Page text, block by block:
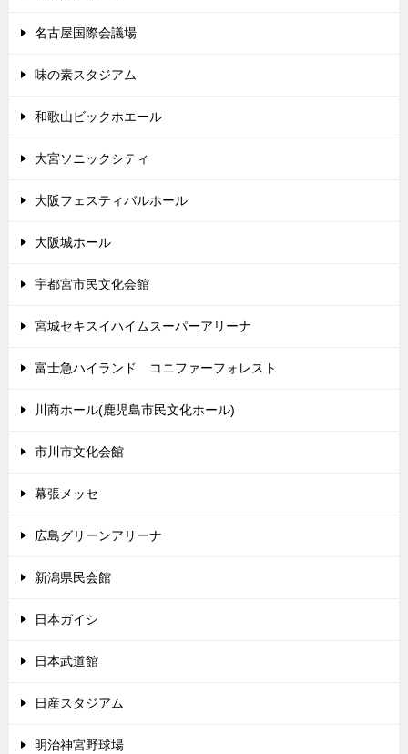
名古屋国際会議場
味の素スタジアム
和歌山ビックホエール
大宮ソニックシティ
大阪フェスティバルホール
大阪城ホール
宇都宮市民文化会館
宮城セキスイハイムスーパーアリーナ
富士急ハイランド コニファーフォレスト
川商ホール(鹿児島市民文化ホール)
市川市文化会館
幕張メッセ
広島グリーンアリーナ
新潟県民会館
日本ガイシ
日本武道館
日産スタジアム
明治神宮野球場